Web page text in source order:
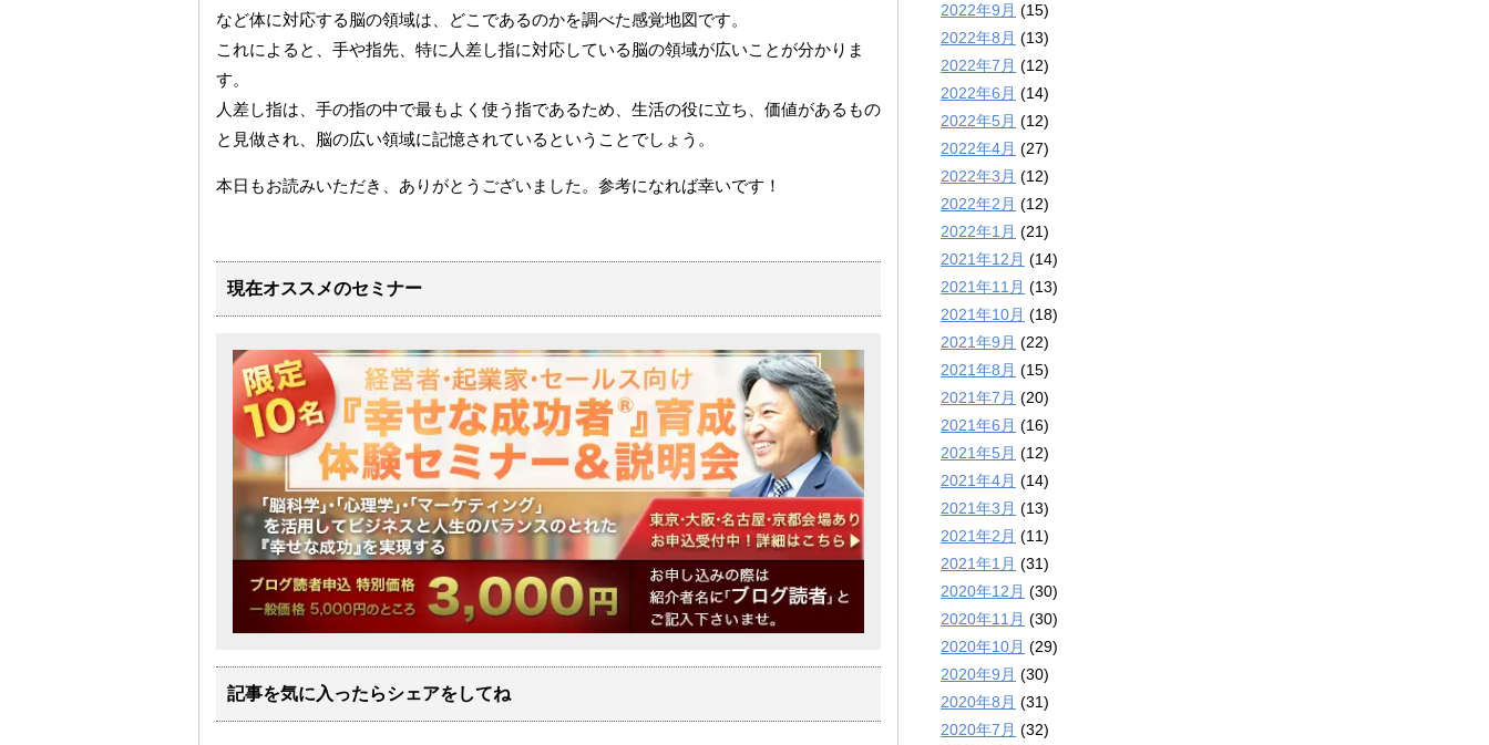
など体に対応する脳の領域は、どこであるのかを調べた感覚地図です。
これによると、手や指先、特に人差し指に対応している脳の領域が広いことが分かりま
す。
人差し指は、手の指の中で最もよく使う指であるため、生活の役に立ち、価値があるもの
と見做され、脳の広い領域に記憶されているということでしょう。
本日もお読みいただき、ありがとうございました。参考になれば幸いです！
現在オススメのセミナー
記事を気に入ったらシェアをしてね
2022年9月 (15)
2022年8月 (13)
2022年7月 (12)
2022年6月 (14)
2022年5月 (12)
2022年4月 (27)
2022年3月 (12)
2022年2月 (12)
2022年1月 (21)
2021年12月 (14)
2021年11月 (13)
2021年10月 (18)
2021年9月 (22)
2021年8月 (15)
2021年7月 (20)
2021年6月 (16)
2021年5月 (12)
2021年4月 (14)
2021年3月 (13)
2021年2月 (11)
2021年1月 (31)
2020年12月 (30)
2020年11月 (30)
2020年10月 (29)
2020年9月 (30)
2020年8月 (31)
2020年7月 (32)